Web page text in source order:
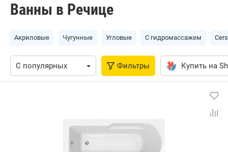
Ванны в Речице
Акриловые Чугунные Угловые С гидромассажем
Фильтры Купить на